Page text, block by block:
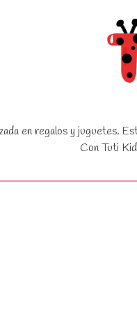
en regalos y juguetes.
Con Tuti